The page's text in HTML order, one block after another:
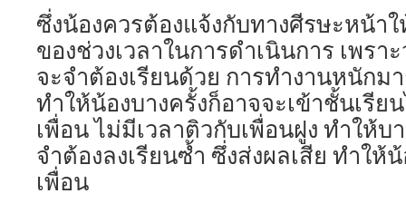
ซึ่งน้องควรต้องแจ้งกับทางศีรษะหน้าใ
ของช่วงเวลาในการดำเนินการ เพร
จะจำต้องเรียนด้วย การทำงานหนักม
ทำให้น้องบางครั้งก็อาจจะเข้าชั้นเรีย
เพื่อน ไม่มีเวลาติวกับเพื่อนฝูง ทำให้บ
จำต้องลงเรียนซ้ำ ซึ่งส่งผลเสีย ทำให้
เพื่อน